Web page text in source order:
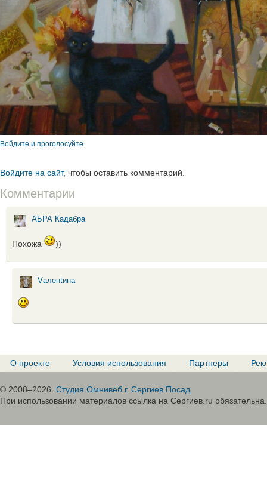
Войдите и проголосуйте
Войдите на сайт, чтобы оставить комментарий.
Комментарии
АБРА Кадабра
Похожа ))
Vаленtина
О проекте Условия использования Партнеры
© 2008–2026. Студия Омнивеб г. Сергиев Посад
При использовании материалов ссылка на Сергиев.ru обязательна.